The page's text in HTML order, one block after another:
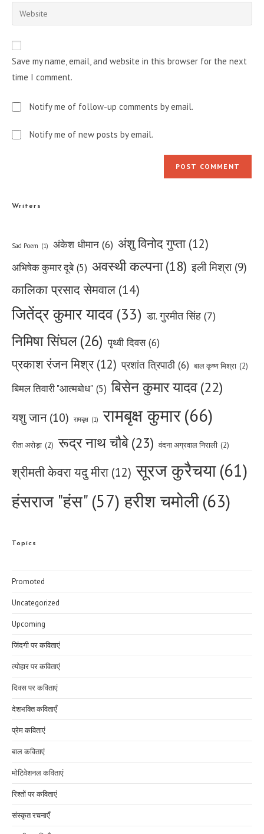
comment
email
address
Enter
your
URL
(optional)
Save my name, email, and website in this browser for the next
time I comment.
Notify me of follow-up comments by email.
Notify me of new posts by email.
Writers
Sad Poem (1) अंकेश धीमान (6) अंशु विनोद गुप्ता (12)
अभिषेक कुमार दूबे (5) अवस्थी कल्पना (18) इली मिश्रा (9)
कालिका प्रसाद सेमवाल (14)
जितेंद्र कुमार यादव (33) डा. गुरमीत सिंह (7)
निमिषा सिंघल(26) पृथ्वी दिवस (6)
प्रकाश रंजन मिश्र (12) प्रशांत त्रिपाठी (6) बाल कृष्ण मिश्रा (2)
बिमल तिवारी "आत्मबोध" (5) बिसेन कुमार यादव(22)
यशु जान (10) रामबृक्ष (1) रामबृक्ष कुमार(66)
रीता अरोड़ा (2) रूद्र नाथ चौबे(23) वंदना अग्रवाल निराली (2)
श्रीमती केवरा यदु मीरा (12) सूरज कुरैचया(61)
हंसराज "हंस" (57) हरीश चमोली(63)
Topics
Promoted
Uncategorized
Upcoming
जिंदगी पर कविताएं
त्योहार पर कविताएं
दिवस पर कविताएं
देशभक्ति कविताएँ
प्रेम कविताएं
बाल कविताएं
मोटिवेशनल कविताएं
रिश्तों पर कविताएं
संस्कृत रचनाएँ